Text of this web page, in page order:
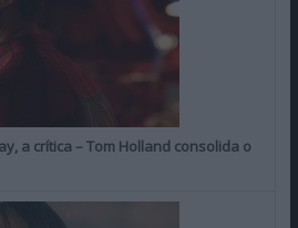
a crítica – Tom Holland consolida o